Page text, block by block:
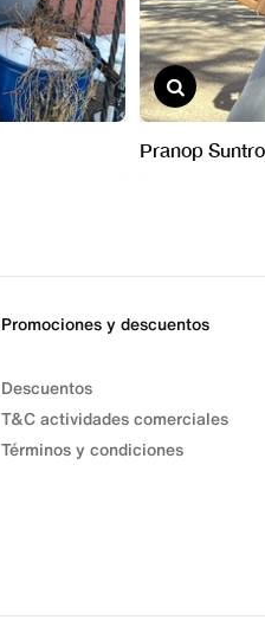
Promociones y descuentos
Descuentos
T&C actividades comerciales
Términos y condiciones